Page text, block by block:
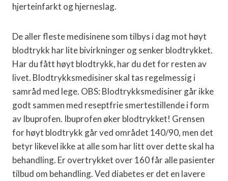
hjerteinfarkt og hjerneslag.
De aller fleste medisinene som tilbys i dag mot høyt
blodtrykk har lite bivirkninger og senker blodtrykket.
Har du fått høyt blodtrykk, har du det for resten av
livet. Blodtrykksmedisiner skal tas regelmessig i
samråd med lege. OBS: Blodtrykksmedisiner går ikke
godt sammen med reseptfrie smertestillende i form
av Ibuprofen. Ibuprofen øker blodtrykket! Grensen
for høyt blodtrykk går ved området 140/90, men det
betyr likevel ikke at alle som har litt over dette skal ha
behandling. Er overtrykket over 160 får alle pasienter
tilbud om behandling. Ved diabetes er det en lavere